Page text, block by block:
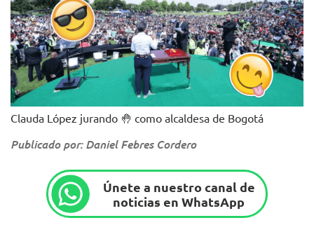
Clauda López jurando 🤚 como alcaldesa de Bogotá
Publicado por: Daniel Febres Cordero
Únete a nuestro canal de
noticias en WhatsApp